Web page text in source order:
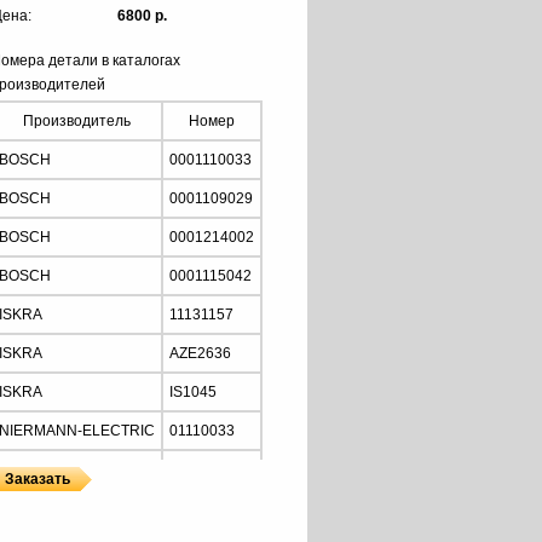
6800 р.
детали в каталогах
Производитель Номер
BOSCH 0001110033
BOSCH 0001109029
BOSCH 0001214002
BOSCH 0001115042
ISKRA 11131157
ISKRA AZE2636
ISKRA IS1045
NIERMANN-ELECTRIC 01110033